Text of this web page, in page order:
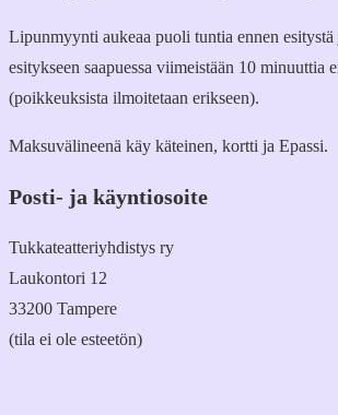
Lipunmyynti aukeaa puoli tuntia ennen esitystä
esitykseen saapuessa viimeistään 10 minuuttia
(poikkeuksista ilmoitetaan erikseen).
Maksuvälineenä käy käteinen, kortti ja Epassi.
Posti- ja käyntiosoite
Tukkateatteriyhdistys ry
Laukontori 12
33200 Tampere
(tila ei ole esteetön)